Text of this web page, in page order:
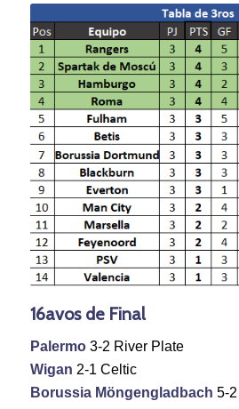
16avos de Final
Palermo3-2 River Plate
Wigan 2-1 Celtic
Borussia Möngengladbach 5-